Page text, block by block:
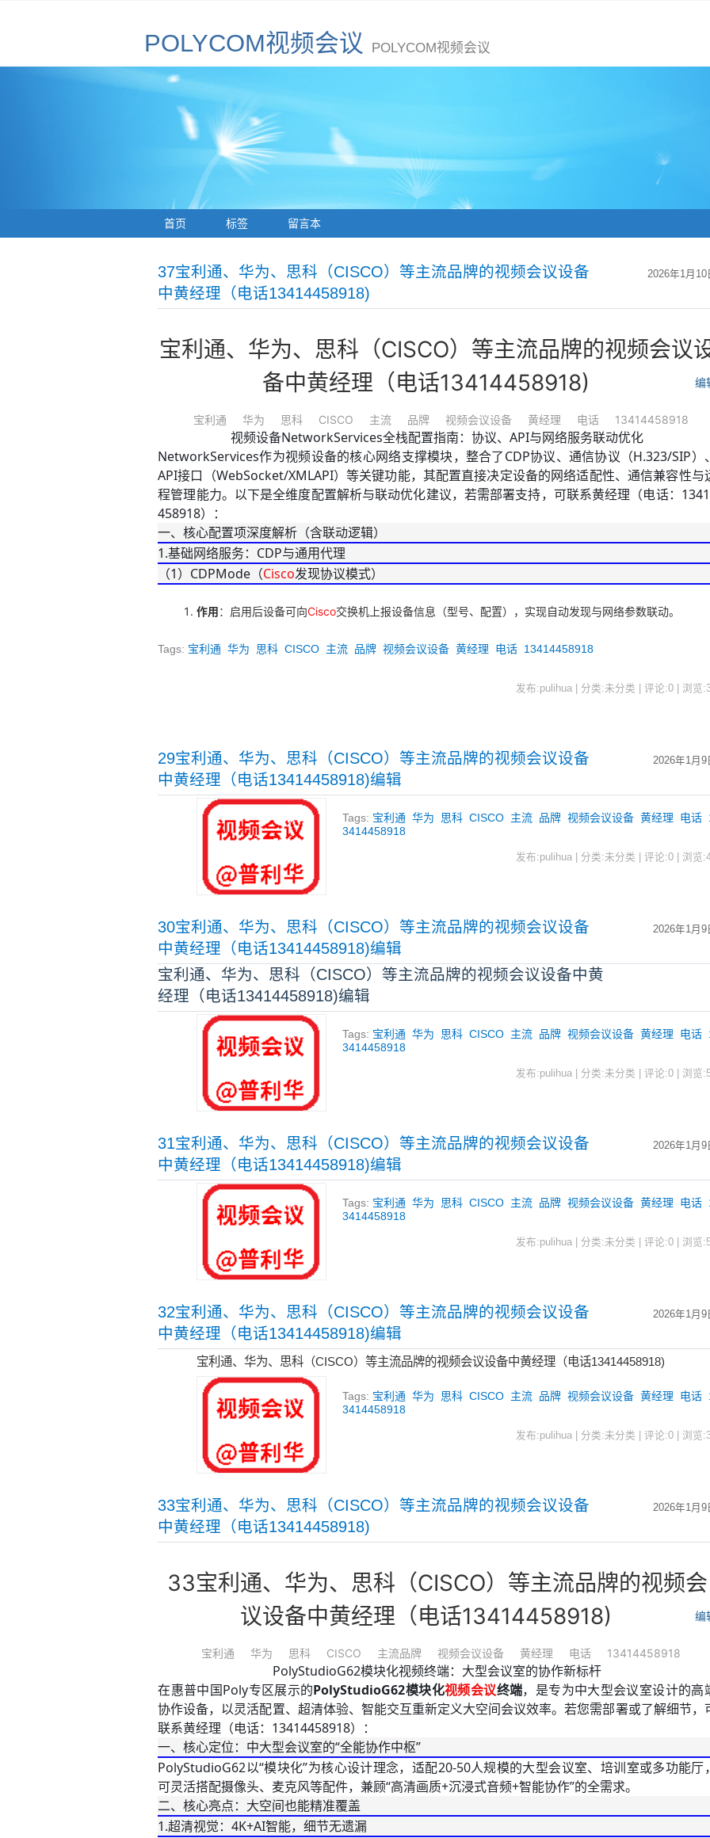
POLYCOM视频会议 POLYCOM视频会议
首页 标签 留言本
2026年1月10
37宝利通、华为、思科（CISCO）等主流品牌的视频会议设备
中黄经理（电话13414458918)
宝利通、华为、思科（CISCO）等主流品牌的视频会议
备中黄经理（电话13414458918)
编
宝利通 华为 思科 CISCO 主流 品牌 视频会议设备 黄经理 电话 13414458918
视频设备NetworkServices全栈配置指南：协议、API与网络服务联动优化
NetworkServices作为视频设备的核心网络支撑模块，整合了CDP协议、通信协议（H.323/SIP）、
API接口（WebSocket/XMLAPI）等关键功能，其配置直接决定设备的网络适配性、通信兼容性与
程管理能力。以下是全维度配置解析与联动优化建议，若需部署支持，可联系黄经理（电话：
458918）：
一、核心配置项深度解析（含联动逻辑）
1.基础网络服务：CDP与通用代理
（1）CDPMode（Cisco发现协议模式）
作用：启用后设备可向Cisco交换机上报设备信息（型号、配置），实现自动发现与网络参数联动。
Tags: 宝利通 华为 思科 CISCO 主流 品牌 视频会议设备 黄经理 电话 13414458918
发布:pulihua | 分类:未分类 | 评论:0 | 浏览:
2026年1月9
29宝利通、华为、思科（CISCO）等主流品牌的视频会议设备
中黄经理（电话13414458918)编辑
Tags: 宝利通 华为 思科 CISCO 主流 品牌 视频会议设备 黄经理 电话
3414458918
发布:pulihua | 分类:未分类 | 评论:0 | 浏览:
2026年1月9
30宝利通、华为、思科（CISCO）等主流品牌的视频会议设备
中黄经理（电话13414458918)编辑
宝利通、华为、思科（CISCO）等主流品牌的视频会议设备中黄
经理（电话13414458918)编辑
Tags: 宝利通 华为 思科 CISCO 主流 品牌 视频会议设备 黄经理 电话
3414458918
发布:pulihua | 分类:未分类 | 评论:0 | 浏览:
2026年1月9
31宝利通、华为、思科（CISCO）等主流品牌的视频会议设备
中黄经理（电话13414458918)编辑
Tags: 宝利通 华为 思科 CISCO 主流 品牌 视频会议设备 黄经理 电话
3414458918
发布:pulihua | 分类:未分类 | 评论:0 | 浏览:
2026年1月9
32宝利通、华为、思科（CISCO）等主流品牌的视频会议设备
中黄经理（电话13414458918)编辑
宝利通、华为、思科（CISCO）等主流品牌的视频会议设备中黄经理（电话13414458918)
Tags: 宝利通 华为 思科 CISCO 主流 品牌 视频会议设备 黄经理 电话
3414458918
发布:pulihua | 分类:未分类 | 评论:0 | 浏览:
2026年1月9
​33宝利通、华为、思科（CISCO）等主流品牌的视频会议设备
中黄经理（电话13414458918)
33宝利通、华为、思科（CISCO）等主流品牌的视频会
议设备中黄经理（电话13414458918)
编
宝利通 华为 思科 CISCO 主流品牌 视频会议设备 黄经理 电话 13414458918
PolyStudioG62模块化视频终端：大型会议室的协作新标杆
在惠普中国Poly专区展示的PolyStudioG62模块化视频会议终端，是专为中大型会议室设计的高
协作设备，以灵活配置、超清体验、智能交互重新定义大空间会议效率。若您需部署或了解细节，
联系黄经理（电话：13414458918）：
一、核心定位：中大型会议室的“全能协作中枢”
PolyStudioG62以“模块化”为核心设计理念，适配20-50人规模的大型会议室、培训室或多功能厅，
可灵活搭配摄像头、麦克风等配件，兼顾“高清画质+沉浸式音频+智能协作”的全需求。
二、核心亮点：大空间也能精准覆盖
1.超清视觉：4K+AI智能，细节无遗漏